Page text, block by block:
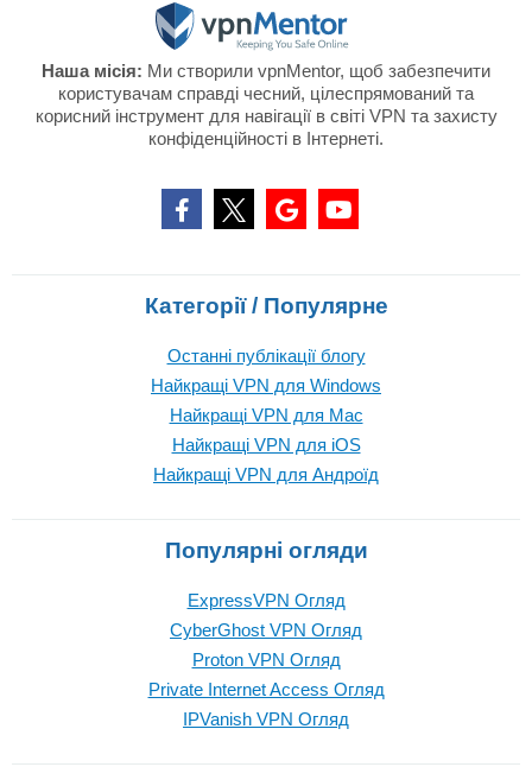
Наша місія: Ми створили vpnMentor, щоб забезпечити
користувачам справді чесний, цілеспрямований та
корисний інструмент для навігації в світі VPN та захисту
конфіденційності в Інтернеті.
Категорії / Популярне
Останні публікації блогу
Найкращі VPN для Windows
Найкращі VPN для Mac
Найкращі VPN для iOS
Найкращі VPN для Андроїд
Популярні огляди
ExpressVPN Огляд
CyberGhost VPN Огляд
Proton VPN Огляд
Private Internet Access Огляд
IPVanish VPN Огляд